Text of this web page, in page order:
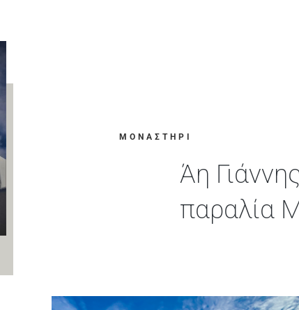
ΜΟΝΑΣΤΗΡΙ
Άη
παραλία